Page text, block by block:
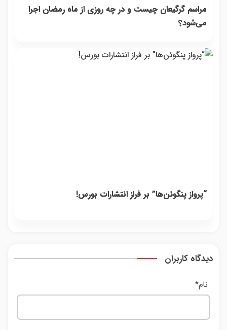
مراسم گرگیعان چیست و در چه روزی از ماه رمضان اجرا
می‌شود؟
“پرواز پنگوئن‌ها” بر فراز انتشارات بورس!
دیدگاه کاربران
نام*